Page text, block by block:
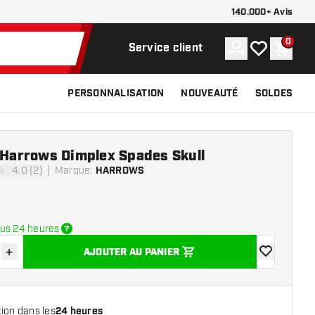
140.000+ Avis
Service client Compte
Ma liste de
Panier
0
PERSONNALISATION NOUVEAUTÉ SOLDES
notation
4.0 (2) Marque: HARROWS
Dimplex Spades Skull
24 heures
la quantité
Augmenter la quantité
+ AJOUTER AU PANIER
ajouter à la
dans les24 heures